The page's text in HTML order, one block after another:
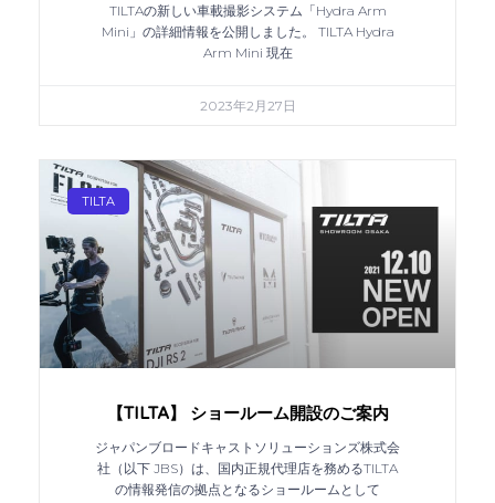
TILTAの新しい車載撮影システム「Hydra Arm
Mini」の詳細情報を公開しました。 TILTA Hydra
Arm Mini 現在
2023年2月27日
TILTA
【TILTA】 ショールーム開設のご案内
ジャパンブロードキャストソリューションズ株式会
社（以下 JBS）は、国内正規代理店を務めるTILTA
の情報発信の拠点となるショールームとして